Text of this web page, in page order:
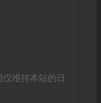
维持本站的日